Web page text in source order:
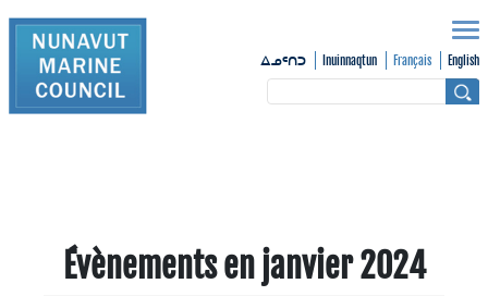
ᐃᓄᑦᑎᑐ Inuinnaqtun Français English
Évènements en janvier 2024